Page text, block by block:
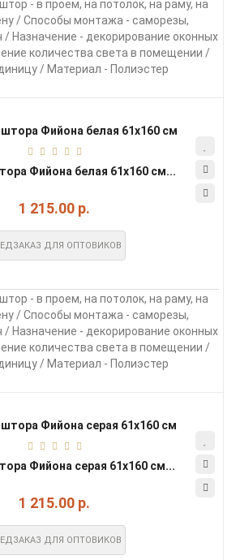
- в проем, на потолок, на раму, на
/ Способы монтажа - саморезы,
/ Назначение - декорирование оконных
количества света в помещении /
/ Материал - Полиэстер
Фийона белая 61х160 см...
1 215.00 р.
ДЛЯ ОПТОВИКОВ
- в проем, на потолок, на раму, на
/ Способы монтажа - саморезы,
/ Назначение - декорирование оконных
количества света в помещении /
/ Материал - Полиэстер
Фийона серая 61х160 см...
1 215.00 р.
ДЛЯ ОПТОВИКОВ